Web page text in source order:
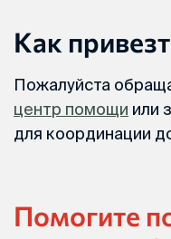
Как
Пожалуйста
центр помощи или
для координации
Помогите